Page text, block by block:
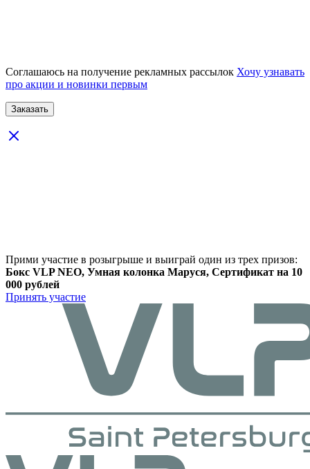
Соглашаюсь на получение рекламных рассылок Хочу узнавать
про акции и новинки первым
Прими участие в розыгрыше и выиграй один из трех призов:
Бокс VLP NEO, Умная колонка Маруся, Сертификат на 10
000 рублей
Принять участие